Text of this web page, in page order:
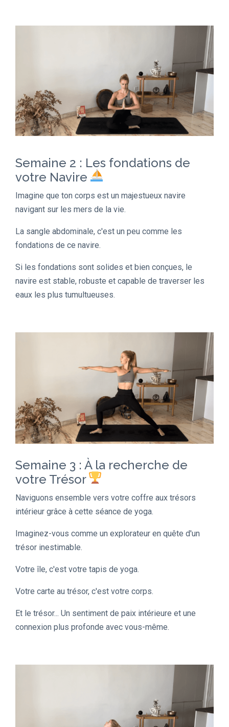
Semaine 2 : Les fondations de
votre Navire
Imagine que ton corps est un majestueux navire
navigant sur les mers de la vie.
La sangle abdominale, c'est un peu comme les
fondations de ce navire.
Si les fondations sont solides et bien conçues, le
navire est stable, robuste et capable de traverser les
eaux les plus tumultueuses.
Semaine 3 : À la recherche de
votre Trésor
Naviguons ensemble vers votre coffre aux trésors
intérieur grâce à cette séance de yoga.
Imaginez-vous comme un explorateur en quête d'un
trésor inestimable.
Votre île, c'est votre tapis de yoga.
Votre carte au trésor, c'est votre corps.
Et le trésor... Un sentiment de paix intérieure et une
connexion plus profonde avec vous-même.